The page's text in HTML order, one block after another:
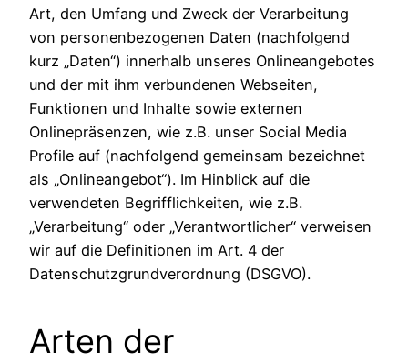
Art, den Umfang und Zweck der Verarbeitung
von personenbezogenen Daten (nachfolgend
kurz „Daten“) innerhalb unseres Onlineangebotes
und der mit ihm verbundenen Webseiten,
Funktionen und Inhalte sowie externen
Onlinepräsenzen, wie z.B. unser Social Media
Profile auf (nachfolgend gemeinsam bezeichnet
als „Onlineangebot“). Im Hinblick auf die
verwendeten Begrifflichkeiten, wie z.B.
„Verarbeitung“ oder „Verantwortlicher“ verweisen
wir auf die Definitionen im Art. 4 der
Datenschutzgrundverordnung (DSGVO).
Arten der